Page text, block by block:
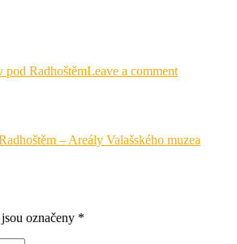
pod RadhoštěmLeave a comment
– Areály Valašského muzea
označeny *